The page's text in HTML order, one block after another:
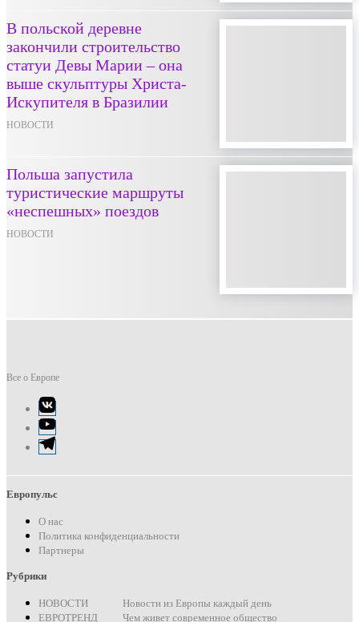
В польской деревне
закончили строительство
статуи Девы Марии – она
выше скульптуры Христа-
Искупителя в Бразилии
НОВОСТИ
Польша запустила
туристические маршруты
«неспешных» поездов
НОВОСТИ
Все о Европе
Элемент
меню
Элемент
меню
Элемент
меню
Европульс
О нас
Политика конфиденциальности
Партнеры
Рубрики
НОВОСТИ
Новости из Европы каждый день
ЕВРОТРЕНД
Чем живет современное общество